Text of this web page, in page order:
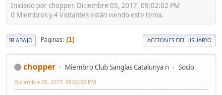
Iniciado por chopper, Diciembre 05, 2017, 09:02:02 PM
0 Miembros y 4 Visitantes están viendo este tema.
IR ABAJO Páginas 1 ACCIONES DEL USUARIO
chopper Miembro Club Sanglas Catalunya n Socio
Diciembre 05, 2017, 09:02:02 PM